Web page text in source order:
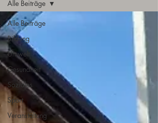
Alle Beiträge
Bildung
Umwelt
Gesundheit
Soziales
Sport
Veranstaltung
Alle Beiträge